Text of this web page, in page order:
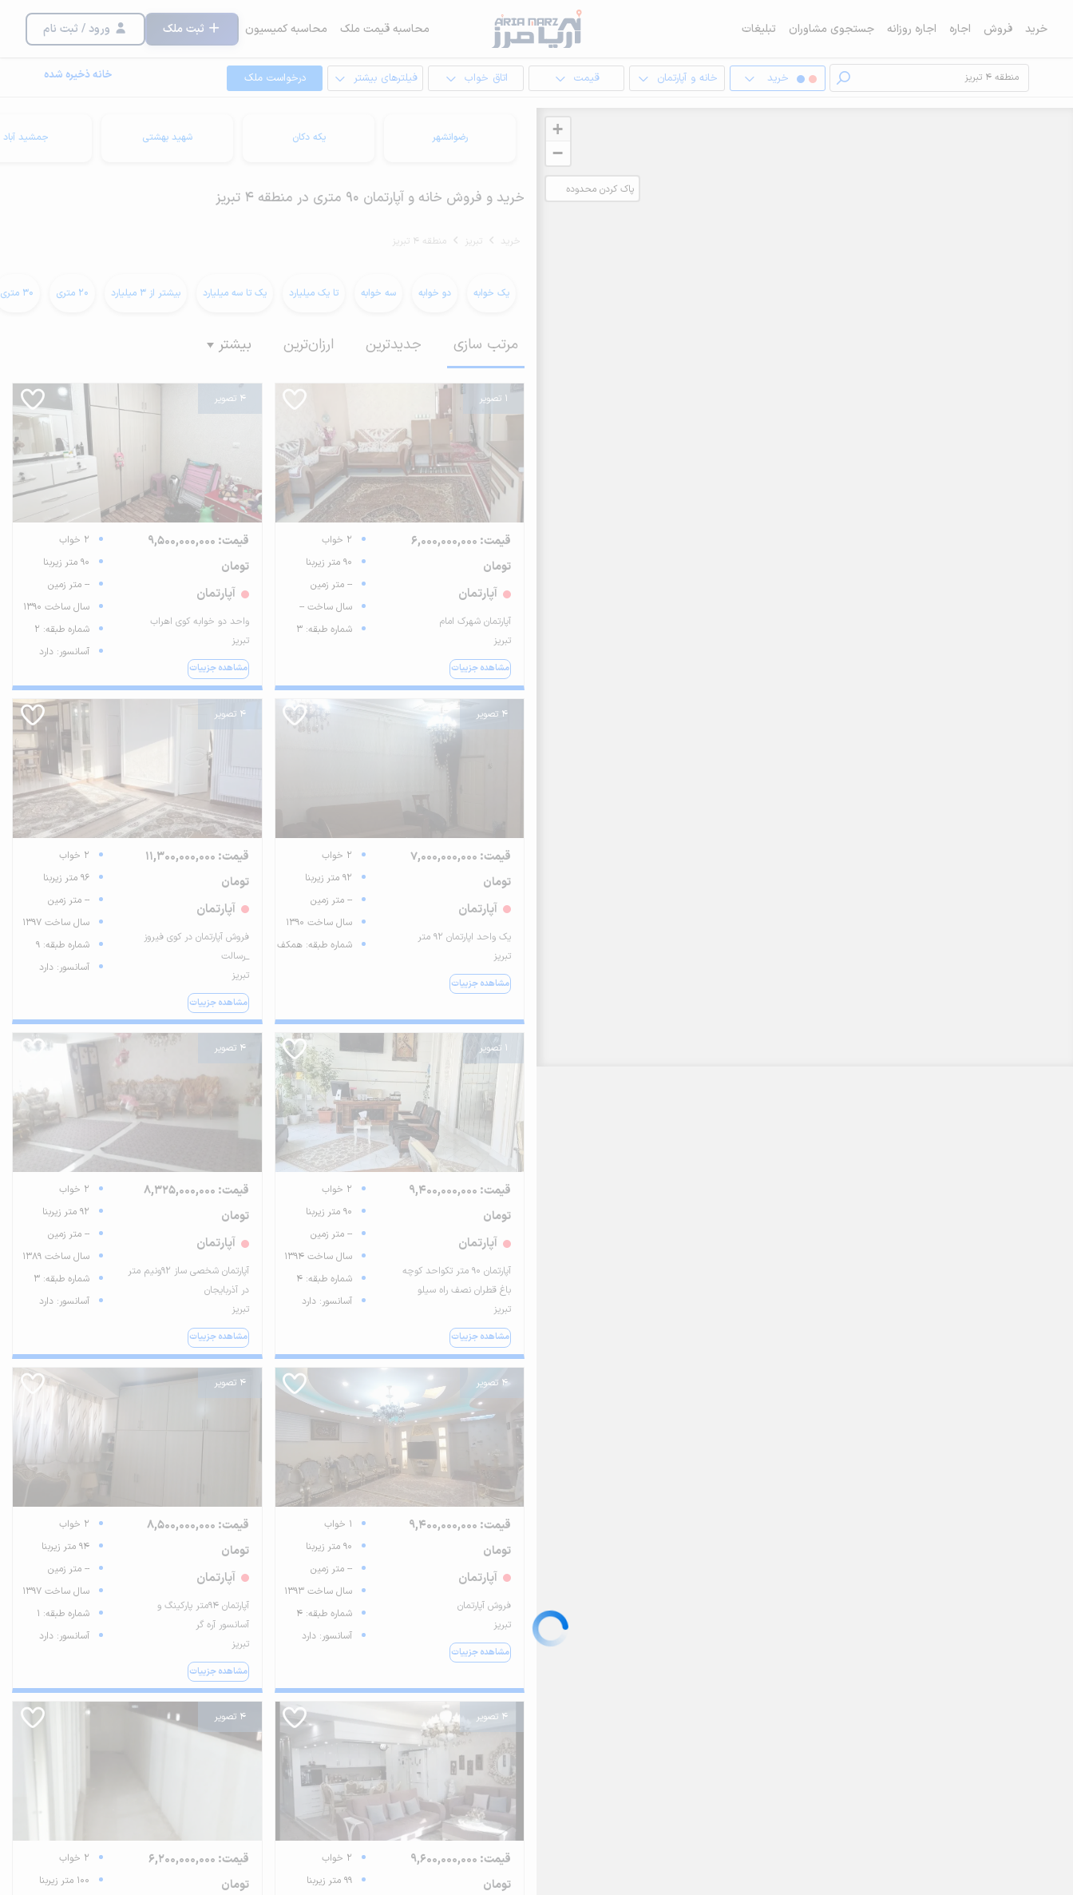
خرید فروش اجاره اجاره روزانه جستجوی مشاوران تبلیغات محاسبه قیمت ملک محاسبه کمیسیون ثبت ملک ورود / ثبت نام
خرید خانه و آپارتمان قیمت اتاق خواب فیلترهای بیشتر درخواست ملک خانه ذخیره شده
+
−
پاک کردن محدوده
رضوانشهر یکه دکان شهید بهشتی جمشید آباد
خرید و فروش خانه و آپارتمان 90 متری در منطقه 4 تبریز
خرید تبریز منطقه 4 تبریز
یک خوابه دو خوابه سه خوابه تا یک میلیارد یک تا سه میلیارد بیشتر از 3 میلیارد 20 متری 30 متری
مرتب سازی جدیدترین ارزان‌ترین بیشتر
1 تصویر
قیمت: 6,000,000,000
تومان
آپارتمان
آپارتمان شهرک امام
تبریز
مشاهده جزییات
2 خواب
90 متر زیربنا
-- متر زمین
سال ساخت --
شماره طبقه: 3
4 تصویر
قیمت: 9,500,000,000
تومان
آپارتمان
واحد دو خوابه کوی اهراب
تبریز
مشاهده جزییات
2 خواب
90 متر زیربنا
-- متر زمین
سال ساخت 1390
شماره طبقه: 2
آسانسور: دارد
4 تصویر
قیمت: 7,000,000,000
تومان
آپارتمان
یک واحد اپارتمان ۹۲ متر
تبریز
مشاهده جزییات
2 خواب
92 متر زیربنا
-- متر زمین
سال ساخت 1390
شماره طبقه: همکف
4 تصویر
قیمت: 11,300,000,000
تومان
آپارتمان
فروش آپارتمان در کوی فیروز
_رسالت
تبریز
مشاهده جزییات
2 خواب
96 متر زیربنا
-- متر زمین
سال ساخت 1397
شماره طبقه: 9
آسانسور: دارد
1 تصویر
قیمت: 9,400,000,000
تومان
آپارتمان
آپارتمان ۹۰ متر تکواحد کوچه
باغ قطران نصف راه سیلو
تبریز
مشاهده جزییات
2 خواب
90 متر زیربنا
-- متر زمین
سال ساخت 1394
شماره طبقه: 4
آسانسور: دارد
4 تصویر
قیمت: 8,325,000,000
تومان
آپارتمان
آپارتمان شخصی ساز ۹۲ونیم متر
در آذربایجان
تبریز
مشاهده جزییات
2 خواب
92 متر زیربنا
-- متر زمین
سال ساخت 1389
شماره طبقه: 3
آسانسور: دارد
4 تصویر
قیمت: 9,400,000,000
تومان
آپارتمان
فروش آپارتمان
تبریز
مشاهده جزییات
1 خواب
90 متر زیربنا
-- متر زمین
سال ساخت 1393
شماره طبقه: 4
آسانسور: دارد
4 تصویر
قیمت: 8,500,000,000
تومان
آپارتمان
آپارتمان ۹۴متر پارکینگ و
آسانسور آره گر
تبریز
مشاهده جزییات
2 خواب
94 متر زیربنا
-- متر زمین
سال ساخت 1397
شماره طبقه: 1
آسانسور: دارد
4 تصویر
قیمت: 9,600,000,000
تومان
2 خواب
99 متر زیربنا
4 تصویر
قیمت: 6,200,000,000
تومان
2 خواب
100 متر زیربنا